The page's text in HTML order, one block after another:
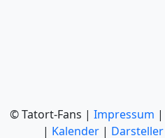
© Tatort-Fans | Impressum |
| Kalender | Darsteller